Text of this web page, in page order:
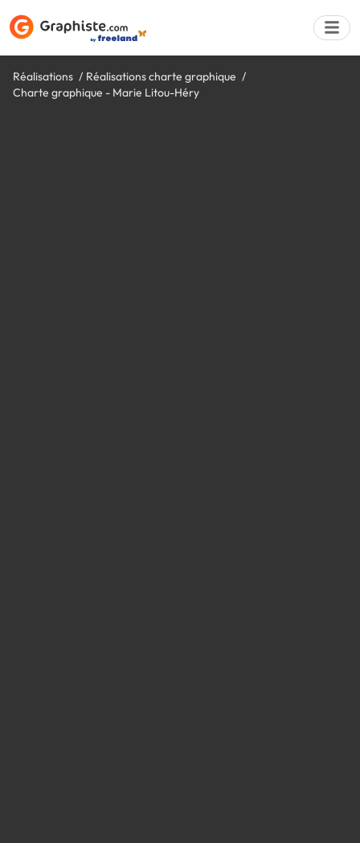
Réalisations
Réalisations charte graphique
Charte graphique - Marie Litou-Héry